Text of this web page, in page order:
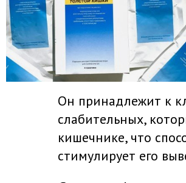
Он принадлежит к
слабительных,
кишечнике, что
стимулирует его